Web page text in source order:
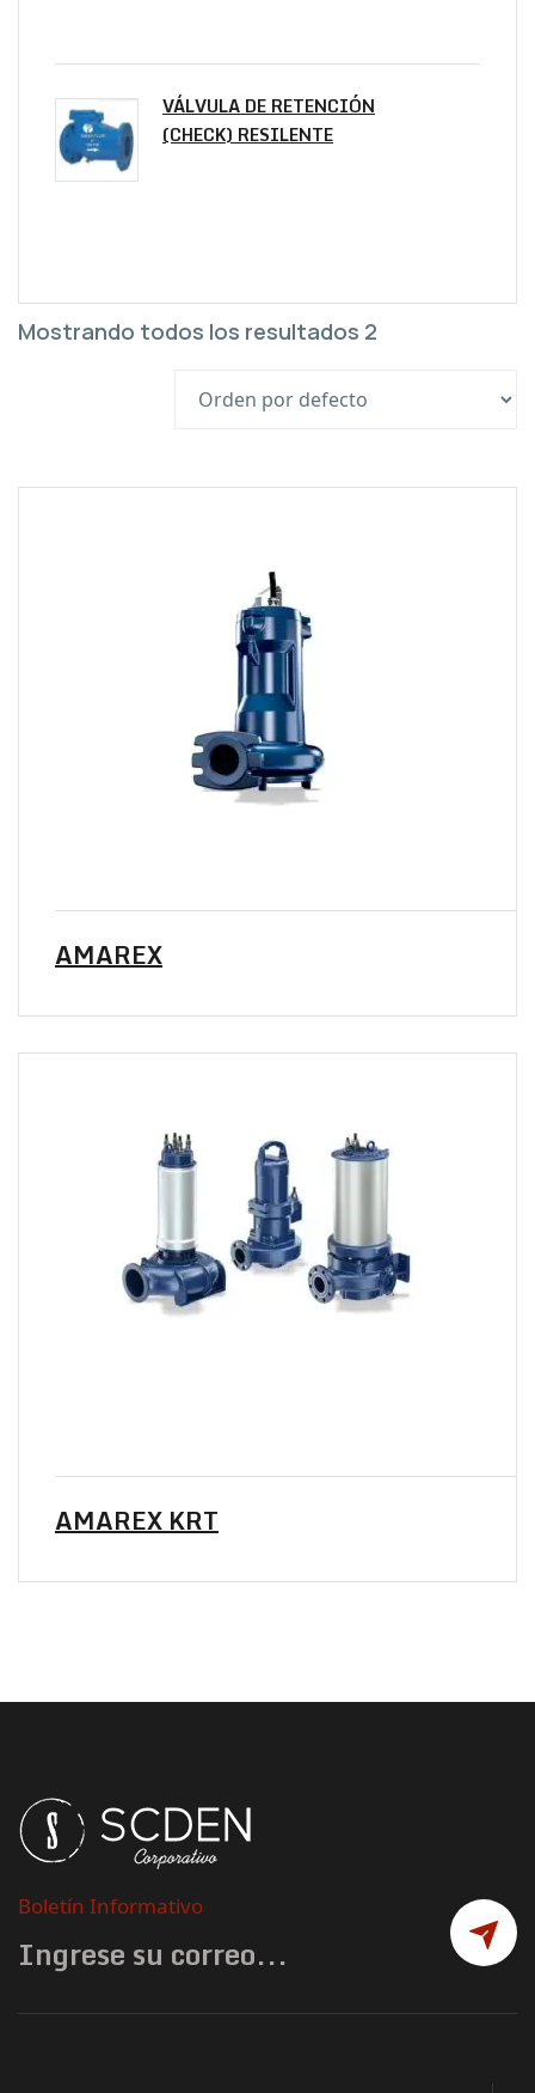
VÁLVULA DE RETENCIÓN
(CHECK) RESILENTE
Mostrando todos los resultados 2
AMAREX
AMAREX KRT
Boletín Informativo